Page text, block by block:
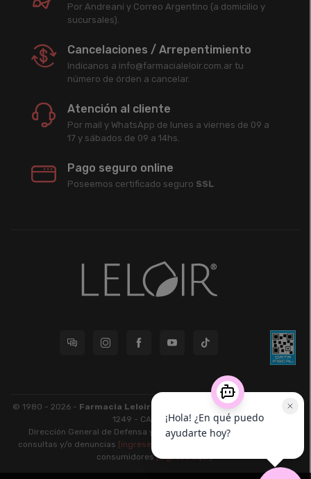
Por Andreani y Correo Argentino (a domicilio y
sucursales).
Cancelaciones / Arrepentimiento
Indicanos a info@farmacialeloir.com.ar tu
número de órden a cancelar.
Atención al cliente
Por mail y WhatsApp de lunes a viernes de 09 a
17 y sábados de 09 a 14hs.
Pago seguro online
Poseemos certificado seguro SSL
© 1980 - 2026 - Farmacia Leloir S.R.L.
| CUIT 33609220789 - Larrea
1249 - CABA - CP 1117
Dirección General de Defensa y Protección al Consumidor: Para
consultas y/o denuncias [ingrese aquí]
consumidores[ingrese aquí].